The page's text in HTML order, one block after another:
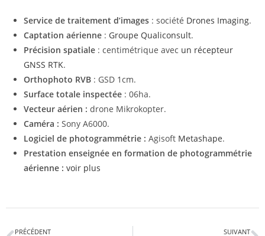
Service de traitement d’images : société Drones Imaging.
Captation aérienne : Groupe Qualiconsult.
Précision spatiale : centimétrique avec un récepteur
GNSS RTK.
Orthophoto RVB : GSD 1cm.
Surface totale inspectée : 06ha.
Vecteur aérien : drone Mikrokopter.
Caméra : Sony A6000.
Logiciel de photogrammétrie : Agisoft Metashape.
Prestation enseignée en formation de photogrammétrie
aérienne : voir plus
PRÉCÉDENT SUIVANT